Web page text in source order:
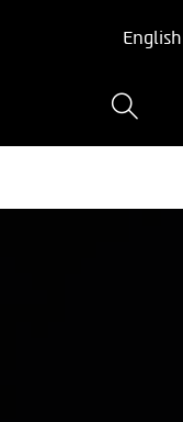
English